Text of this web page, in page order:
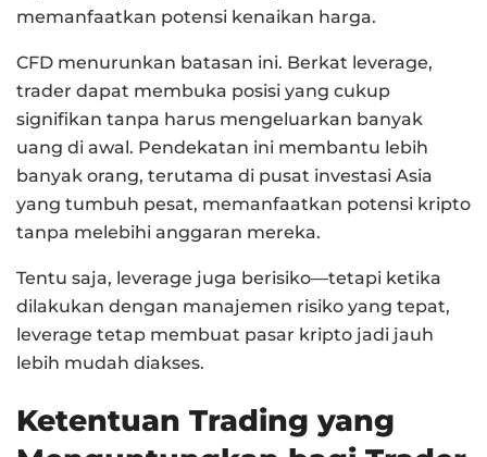
memanfaatkan potensi kenaikan harga.
CFD menurunkan batasan ini. Berkat leverage,
trader dapat membuka posisi yang cukup
signifikan tanpa harus mengeluarkan banyak
uang di awal. Pendekatan ini membantu lebih
banyak orang, terutama di pusat investasi Asia
yang tumbuh pesat, memanfaatkan potensi kripto
tanpa melebihi anggaran mereka.
Tentu saja, leverage juga berisiko—tetapi ketika
dilakukan dengan manajemen risiko yang tepat,
leverage tetap membuat pasar kripto jadi jauh
lebih mudah diakses.
Ketentuan Trading yang